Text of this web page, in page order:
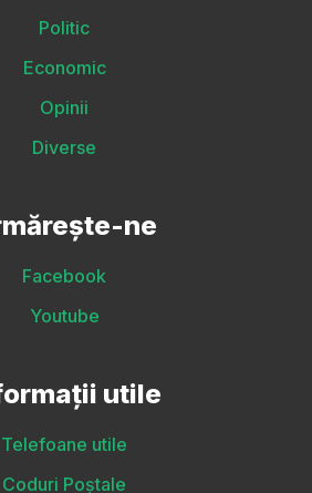
Politic
Economic
Opinii
Diverse
ne
Facebook
Youtube
utile
Telefoane utile
Coduri Poștale